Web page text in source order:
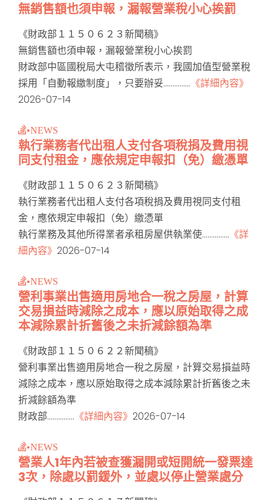
無銷售額也須申報，漏報營業稅小心挨罰
《財政部１１５０６２３新聞稿》
無銷售額也須申報，漏報營業稅小心挨罰
財政部中區國稅局大屯稽徵所表示，我國加值型營業稅
採用「自動報繳制度」，只要辦妥............... 《詳細內容》
2026-07-14
•NEWS
執行業務者代出租人支付各項稅捐及費用視
同支付租金，應依規定申報扣（免）繳憑單
《財政部１１５０６２３新聞稿》
執行業務者代出租人支付各項稅捐及費用視同支付租
金，應依規定申報扣（免）繳憑單
執行業務及其他所得業者承租房屋供執業使............... 《詳
細內容》 2026-07-14
•NEWS
營利事業出售適用房地合一稅之房屋，計算
交易損益時減除之成本，應以原始取得之成
本減除累計折舊後之未折減餘額為準
《財政部１１５０６２２新聞稿》
營利事業出售適用房地合一稅之房屋，計算交易損益時
減除之成本，應以原始取得之成本減除累計折舊後之未
折減餘額為準
財政部............... 《詳細內容》 2026-07-14
•NEWS
營業人1年內若被查獲漏開或短開統一發票達
3次，除處以罰鍰外，並處以停止營業處分